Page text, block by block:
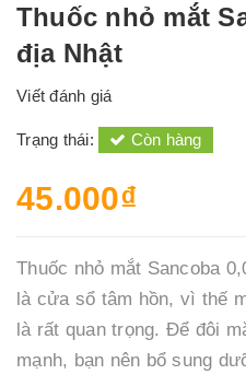
Thuốc nhỏ mắt
địa Nhật
Viết đánh giá
Trạng thái: Còn hàng
45.000₫
Thuốc nhỏ mắt Sancoba
là cửa sổ tâm hồn, vì thế
là rất quan trọng. Để đôi
mạnh, bạn nên bổ sung